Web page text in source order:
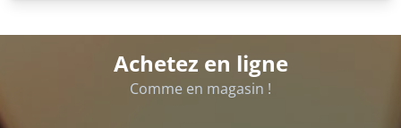
Achetez en ligne
Comme en magasin !